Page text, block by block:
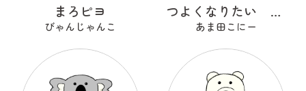
まろピヨ
びゃんじゃんこ
つよくなりたい かぶとむし
あま田こにー